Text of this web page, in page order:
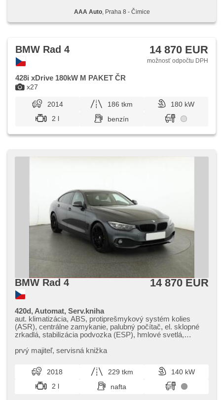
AAA Auto, Praha 8 - Čimice
x27
BMW Rad 4 14 870 EUR
možnosť odpočtu DPH
428i xDrive 180kW M PAKET ČR
2014 186 tkm
180 kW
2 l
benzín
BMW Rad 4 14 870 EUR
420d, Automat, Serv.kniha
aut. klimatizácia, ABS, protiprešmykový systém kolies
(ASR), centrálne zamykanie, palubný počítač, el. sklopné
zrkadlá, stabilizácia podvozka (ESP), hmlové svetlá,
senzor tlaku v pneumatikách, USB, regulácia tuhosti
riadenia, el. okná, autorádio, aut. prevodovka
prvý majiteľ,​ servisná knižka
2018 229 tkm
140 kW
2 l
nafta